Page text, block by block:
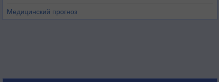
Медицинский прогноз